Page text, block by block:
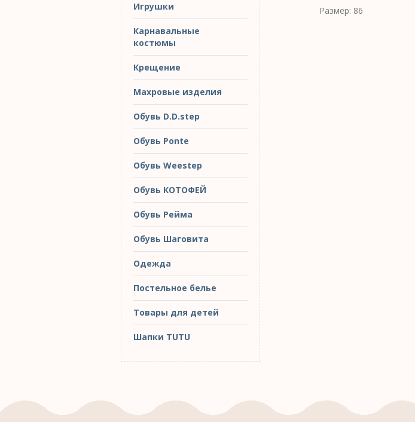
Размер: 86
Игрушки
Карнавальные
костюмы
Крещение
Махровые изделия
Обувь D.D.step
Обувь Ponte
Обувь Weestep
Обувь КОТОФЕЙ
Обувь Рейма
Обувь Шаговита
Одежда
Постельное белье
Товары для детей
Шапки TUTU